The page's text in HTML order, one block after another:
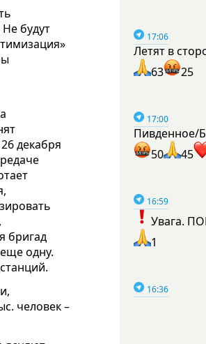
будут
декабря
бригад
одну.
человек –
17:06
Летят в
63
25
17:00
Пивденное/
50
45
16:59
Увага.
1
16:36